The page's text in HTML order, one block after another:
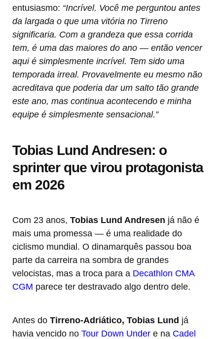
entusiasmo: “Incrível. Você me perguntou antes
da largada o que uma vitória no Tirreno
significaria. Com a grandeza que essa corrida
tem, é uma das maiores do ano — então vencer
aqui é simplesmente incrível. Tem sido uma
temporada irreal. Provavelmente eu mesmo não
acreditava que poderia dar um salto tão grande
este ano, mas continua acontecendo e minha
equipe é simplesmente sensacional.”
Tobias Lund Andresen: o
sprinter que virou protagonista
em 2026
Com 23 anos, Tobias Lund Andresen já não é
mais uma promessa — é uma realidade do
ciclismo mundial. O dinamarquês passou boa
parte da carreira na sombra de grandes
velocistas, mas a troca para a Decathlon CMA
CGM parece ter destravado algo dentro dele.
Antes do Tirreno-Adriático, Tobias Lund já
havia vencido no Tour Down Under e na Cadel